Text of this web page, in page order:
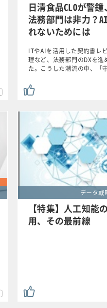
日清食品CLOが警
法務部門は非力？
れないためには
ITやAIを活用した契約書レ
理など、法務部門のDXを進
た。こうした潮流の中、「
データ戦
【特集】人工知能
用、その最前線